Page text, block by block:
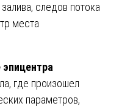
следов потока
места
где произошел
параметров,